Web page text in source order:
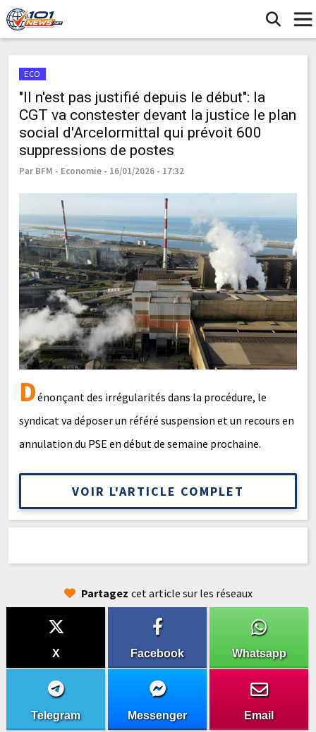
ECO
"Il n'est pas justifié depuis le début": la
CGT va constester devant la justice le plan
social d'Arcelormittal qui prévoit 600
suppressions de postes
Par BFM - Economie - 16/01/2026 - 17:32
Dénonçant des irrégularités dans la procédure, le
syndicat va déposer un référé suspension et un recours en
annulation du PSE en début de semaine prochaine.
VOIR L'ARTICLE COMPLET
Partagez cet article sur les réseaux
X Facebook Whatsapp
Telegram Messenger Email